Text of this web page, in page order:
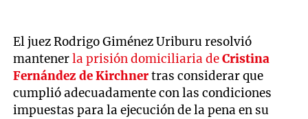
El juez Rodrigo Giménez Uriburu resolvió
mantenerla prisión domiciliaria deCristina
Fernández de Kirchnertras considerar que
cumplió adecuadamente con las condiciones
impuestas para la ejecución de la pena en su